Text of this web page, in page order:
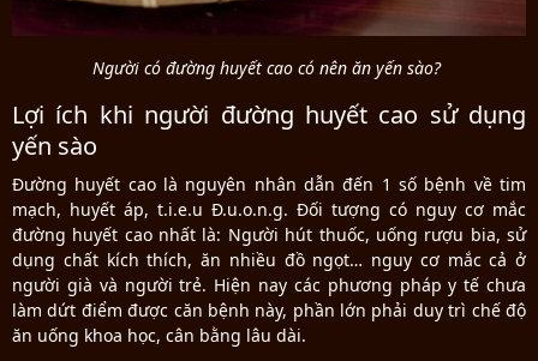
Người có đường huyết cao có nên ăn yến sào?
Lợi ích khi người đường huyết cao sử dụng
yến sào
Đường huyết cao là nguyên nhân dẫn đến 1 số bệnh về tim
mạch, huyết áp, t.i.e.u Đ.u.o.n.g. Đối tượng có nguy cơ mắc
đường huyết cao nhất là: Người hút thuốc, uống rượu bia, sử
dụng chất kích thích, ăn nhiều đồ ngọt… nguy cơ mắc cả ở
người già và người trẻ. Hiện nay các phương pháp y tế chưa
làm dứt điểm được căn bệnh này, phần lớn phải duy trì chế độ
ăn uống khoa học, cân bằng lâu dài.